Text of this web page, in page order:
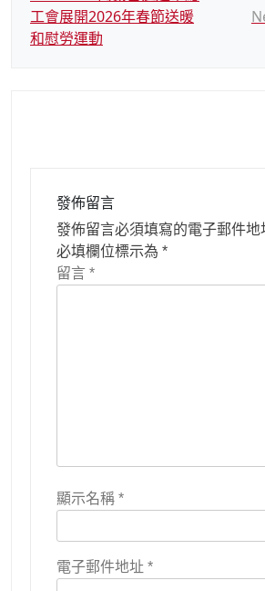
章
導
工會展開2026年春節送暖
和慰勞運動
發佈留言
發佈留言必須填寫的電子郵件地
必填欄位標示為 *
留言 *
顯示名稱 *
電子郵件地址 *